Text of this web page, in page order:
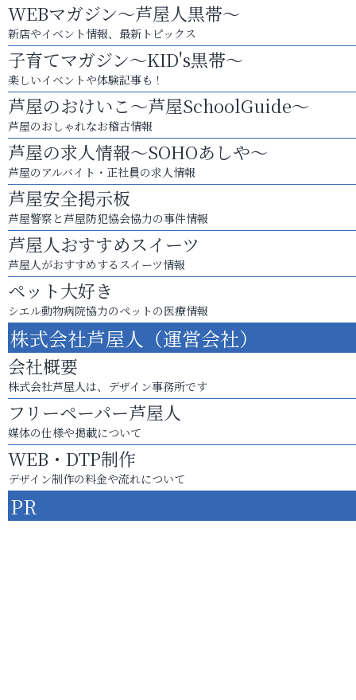
WEBマガジン～芦屋人黒帯～
新店やイベント情報、最新トピックス
子育てマガジン～KID's黒帯～
楽しいイベントや体験記事も！
芦屋のおけいこ～芦屋SchoolGuide～
芦屋のおしゃれなお稽古情報
芦屋の求人情報～SOHOあしや～
芦屋のアルバイト・正社員の求人情報
芦屋安全掲示板
芦屋警察と芦屋防犯協会協力の事件情報
芦屋人おすすめスイーツ
芦屋人がおすすめするスイーツ情報
ペット大好き
シエル動物病院協力のペットの医療情報
株式会社芦屋人（運営会社）
会社概要
株式会社芦屋人は、デザイン事務所です
フリーペーパー芦屋人
媒体の仕様や掲載について
WEB・DTP制作
デザイン制作の料金や流れについて
PR